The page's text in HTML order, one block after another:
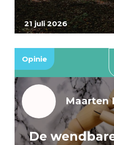
21 juli 2026
Opinie
Maarten
De